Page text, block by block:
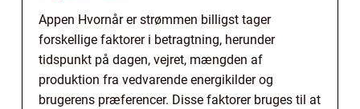
Appen Hvornår er strømmen billigst tager
forskellige faktorer i betragtning, herunder
tidspunkt på dagen, vejret, mængden af
produktion fra vedvarende energikilder og
brugerens præferencer. Disse faktorer bruges til at